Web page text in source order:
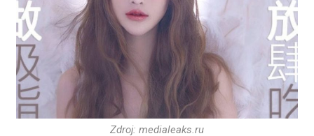
Zdroj: medialeaks.ru